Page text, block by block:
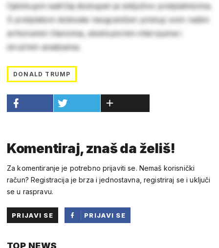
Cjelokupni sadržaj dostupan je isključivo pretplatnicima.
S pretplatom dobivate neograničen pristup svim našim
arhiviranim člancima, ekskluzivnim intervjuima i
stručnim analizama.
DONALD TRUMP
Komentiraj, znaš da želiš!
Za komentiranje je potrebno prijaviti se. Nemaš korisnički
račun? Registracija je brza i jednostavna, registriraj se i uključi
se u raspravu.
PRIJAVI SE
PRIJAVI SE
TOP NEWS